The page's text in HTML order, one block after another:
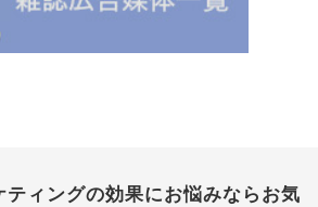
ィングの効果にお悩みなら お気